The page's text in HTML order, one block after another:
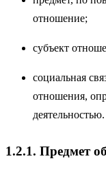
отношение;
субъект
социальная
отношения,
деятельностью.
1.2.1. Предмет